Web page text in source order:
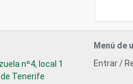
nº4, local 1
Tenerife
Menú de
Entrar /